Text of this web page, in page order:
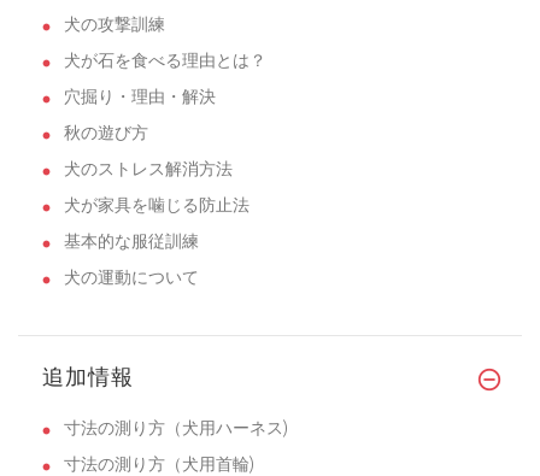
犬の攻撃訓練
犬が石を食べる理由とは？
穴掘り・理由・解決
秋の遊び方
犬のストレス解消方法
犬が家具を噛じる防止法
基本的な服従訓練
犬の運動について
追加情報
寸法の測り方（犬用ハーネス)
寸法の測り方（犬用首輪)